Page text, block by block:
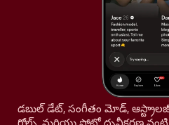
డబుల్ డేట్, సంగీతం మోడ్,